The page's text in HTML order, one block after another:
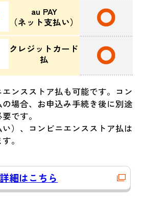
au PAY
（ネット支払い）
クレジットカード
払
ンスストア払も可能です。コン
場合、お申込み手続き後に別途
です。
い）、コンビニエンスストア払は
。
詳細はこちら